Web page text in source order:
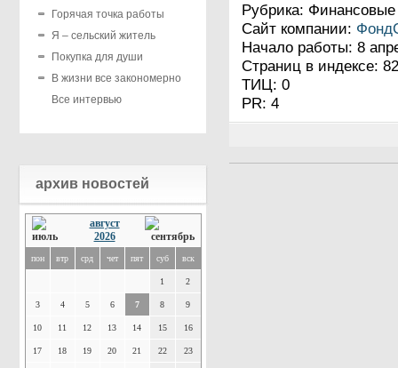
Горячая точка работы
Я – сельский житель
Покупка для души
В жизни все закономерно
Все интервью
архив новостей
август
2026
пон втр срд чет пят суб вск
1 2
3 4 5 6 7 8 9
10 11 12 13 14 15 16
17 18 19 20 21 22 23
Рубрика: Финансовые
Сайт компании:
Начало работы: 8
Страниц в индексе:
ТИЦ: 0
PR: 4